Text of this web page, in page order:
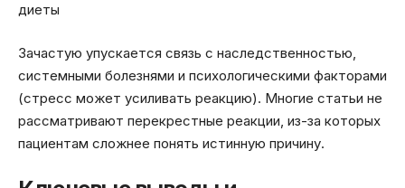
диеты
Зачастую упускается связь с наследственностью,
системными болезнями и психологическими факторами
(стресс может усиливать реакцию). Многие статьи не
рассматривают перекрестные реакции, из-за которых
пациентам сложнее понять истинную причину.